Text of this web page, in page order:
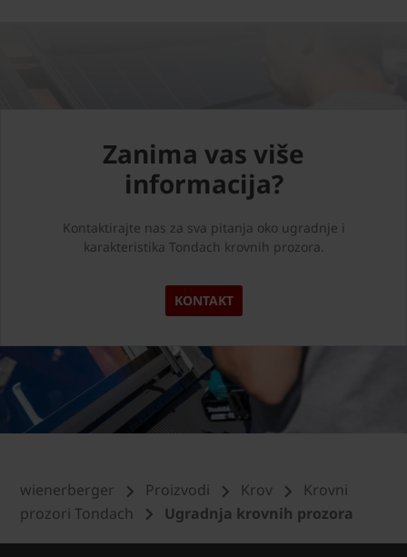
Zanima vas više
informacija?
Kontaktirajte nas za sva pitanja oko ugradnje i
karakteristika Tondach krovnih prozora.
KONTAKT
wienerberger Proizvodi Krov
Krovni
prozori Tondach
Ugradnja krovnih prozora